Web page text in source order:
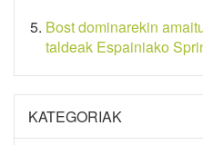
Bost dominarekin
taldeak Espainiako
KATEGORIAK